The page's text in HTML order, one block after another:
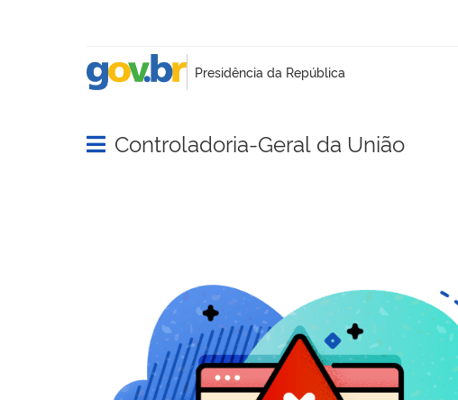
Abrir menu principal de navegação
Controladoria-Geral da União